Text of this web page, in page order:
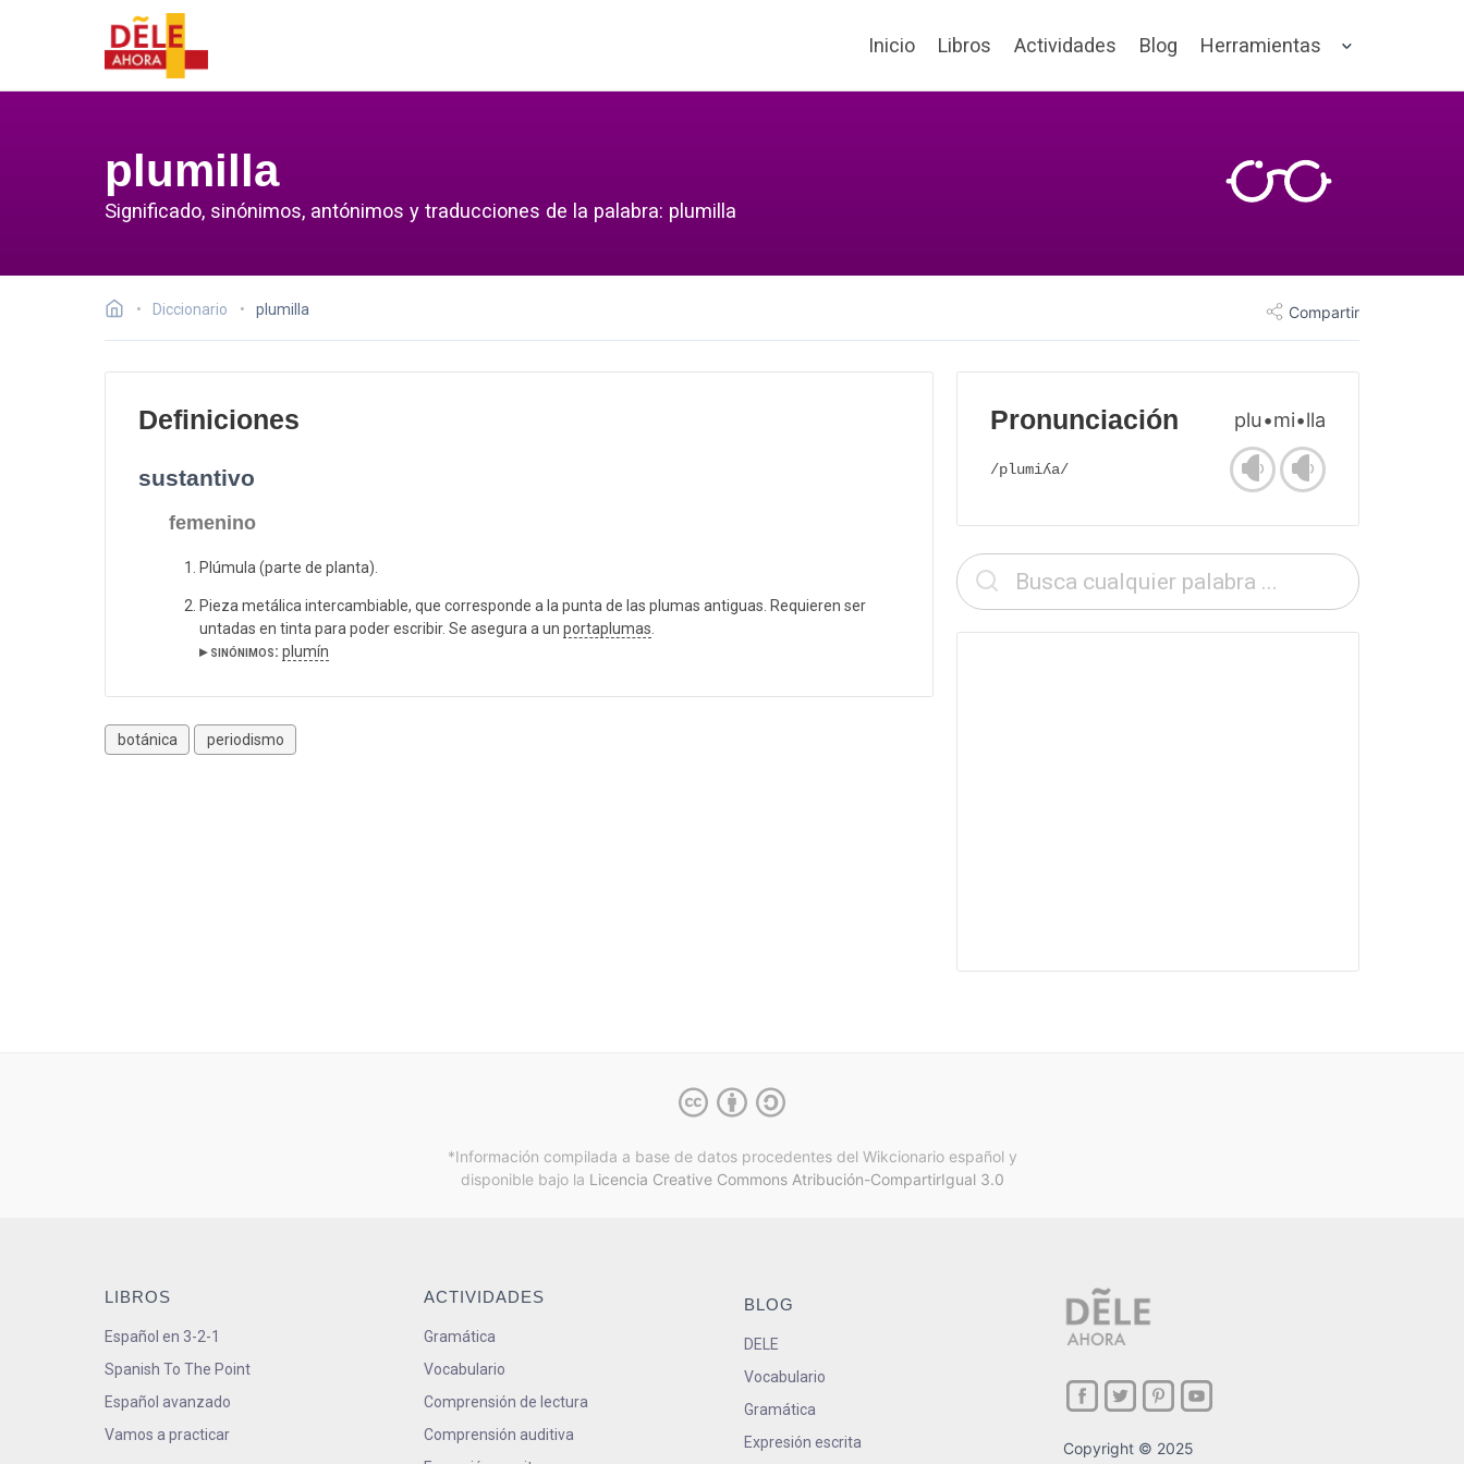
Inicio Libros Actividades Blog Herramientas
plumilla
Significado, sinónimos, antónimos y traducciones de la palabra: plumilla
Diccionario plumilla Compartir
Definiciones
sustantivo
femenino
Plúmula (parte de planta).
Pieza metálica intercambiable, que corresponde a la punta de las plumas antiguas. Requieren ser
untadas en tinta para poder escribir. Se asegura a un portaplumas.
▸ sinónimos: plumín
botánica periodismo
Pronunciación plu•mi•lla
/plumiʎa/
*Información compilada a base de datos procedentes del Wikcionario español y
disponible bajo la Licencia Creative Commons Atribución-CompartirIgual 3.0
LIBROS
Español en 3-2-1
Spanish To The Point
Español avanzado
Vamos a practicar
ACTIVIDADES
Gramática
Vocabulario
Comprensión de lectura
Comprensión auditiva
BLOG
DELE
Vocabulario
Gramática
Expresión escrita
Copyright © 2025